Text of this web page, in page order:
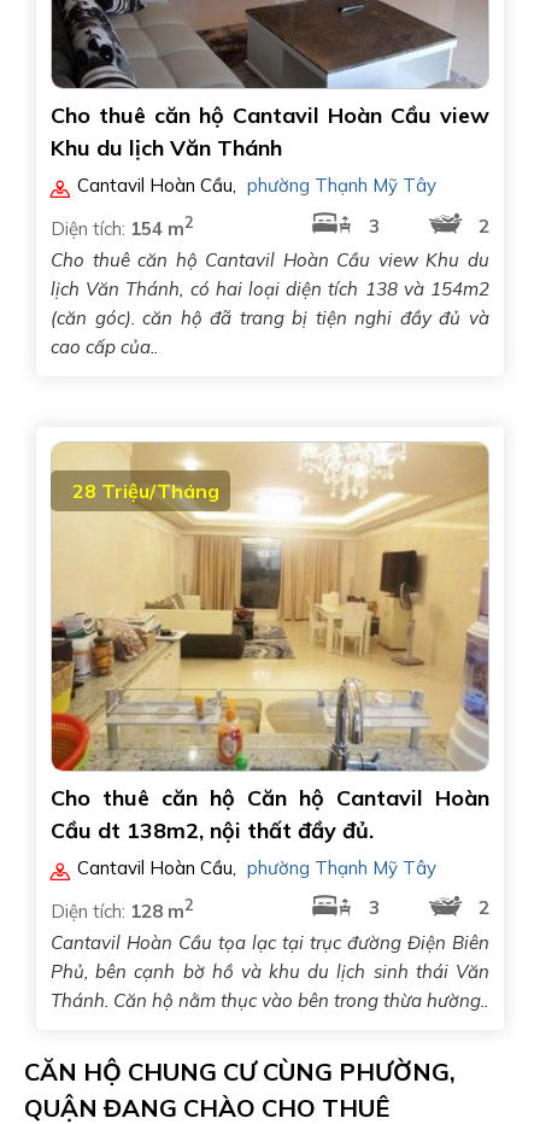
Cho thuê căn hộ Cantavil Hoàn Cầu view
Khu du lịch Văn Thánh
Cantavil Hoàn Cầu, phường Thạnh Mỹ Tây
Diện tích: 154 m2 3
2
Cho thuê căn hộ Cantavil Hoàn Cầu view Khu du
lịch Văn Thánh, có hai loại diện tích 138 và 154m2
(căn góc). căn hộ đã trang bị tiện nghi đầy đủ và
cao cấp của..
28 Triệu/Tháng
Cho thuê căn hộ Căn hộ Cantavil Hoàn
Cầu dt 138m2, nội thất đầy đủ.
Cantavil Hoàn Cầu
phường Thạnh Mỹ Tây
Diện tích: 128 m2 3
2
Cantavil Hoàn Cầu tọa lạc tại trục đường Điện Biên
Phủ, bên cạnh bờ hồ và khu du lịch sinh thái Văn
Thánh. Căn hộ nằm thục vào bên trong thừa hường..
CĂN HỘ CHUNG CƯ CÙNG PHƯỜNG,
QUẬN ĐANG CHÀO CHO THUÊ